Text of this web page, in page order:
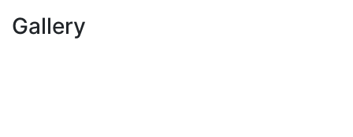
Gallery